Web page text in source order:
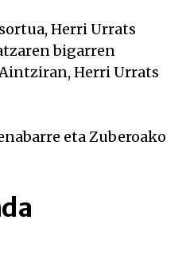
Herri Urrats
bigarren
Herri Urrats
eta Zuberoako